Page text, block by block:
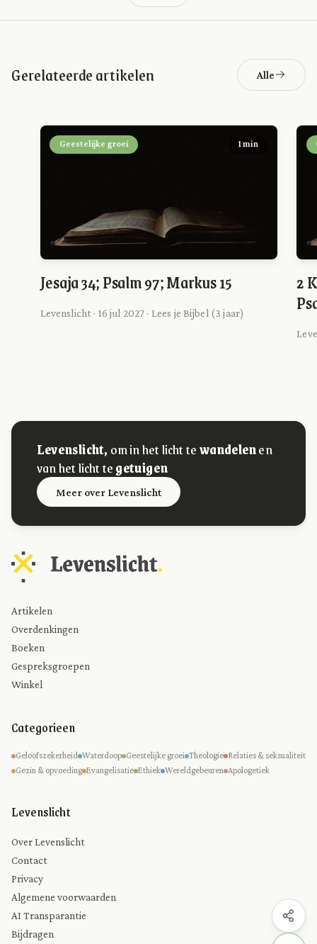
Gerelateerde artikelen Alle
Geestelijke groei 1 min
Jesaja 34; Psalm 97; Markus 15
Levenslicht · 16 jul 2027 · Lees je Bijbel (3 jaar)
2
Levenslicht, om in het licht tewandelenen
van het licht tegetuigen
Meer over Levenslicht
Artikelen
Overdenkingen
Boeken
Gespreksgroepen
Winkel
Categorieen
Geloofszekerheid Waterdoop Geestelijke groei Theologie Relaties & seksualiteit
Gezin & opvoeding Evangelisatie Ethiek Wereldgebeuren Apologetiek
Levenslicht
Over Levenslicht
Contact
Privacy
Algemene voorwaarden
AI Transparantie
Bijdragen